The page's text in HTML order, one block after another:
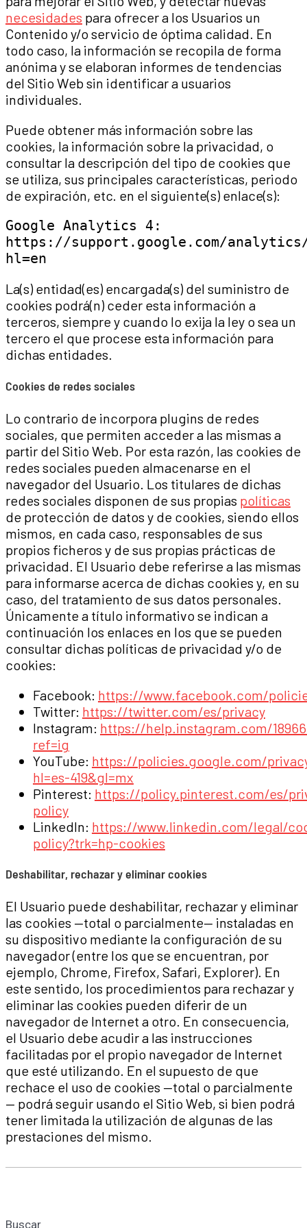
necesidades para ofrecer a los Usuarios un
Contenido y/o servicio de óptima calidad. En
todo caso, la información se recopila de forma
anónima y se elaboran informes de tendencias
del Sitio Web sin identificar a usuarios
individuales.
Puede obtener más información sobre las
cookies, la información sobre la privacidad, o
consultar la descripción del tipo de cookies que
se utiliza, sus principales características, periodo
de expiración, etc. en el siguiente(s) enlace(s):
Google Analytics 4:
https://support.google.com/analytics/
hl=en
La(s) entidad(es) encargada(s) del suministro de
cookies podrá(n) ceder esta información a
terceros, siempre y cuando lo exija la ley o sea un
tercero el que procese esta información para
dichas entidades.
Cookies de redes sociales
Lo contrario de incorpora plugins de redes
sociales, que permiten acceder a las mismas a
partir del Sitio Web. Por esta razón, las cookies de
redes sociales pueden almacenarse en el
navegador del Usuario. Los titulares de dichas
redes sociales disponen de sus propias políticas
de protección de datos y de cookies, siendo ellos
mismos, en cada caso, responsables de sus
propios ficheros y de sus propias prácticas de
privacidad. El Usuario debe referirse a las mismas
para informarse acerca de dichas cookies y, en su
caso, del tratamiento de sus datos personales.
Únicamente a título informativo se indican a
continuación los enlaces en los que se pueden
consultar dichas políticas de privacidad y/o de
cookies:
Facebook: https://www.facebook.com/
Twitter: https://twitter.com/es/privacy
Instagram: https://help.instagram.com/
ref=ig
YouTube: https://policies.google.com/
hl=es-419&gl=mx
Pinterest: https://policy.pinterest.com/es/
policy
LinkedIn: https://www.linkedin.com/legal/
policy?trk=hp-cookies
Deshabilitar, rechazar y eliminar cookies
El Usuario puede deshabilitar, rechazar y eliminar
las cookies —total o parcialmente— instaladas en
su dispositivo mediante la configuración de su
navegador (entre los que se encuentran, por
ejemplo, Chrome, Firefox, Safari, Explorer). En
este sentido, los procedimientos para rechazar y
eliminar las cookies pueden diferir de un
navegador de Internet a otro. En consecuencia,
el Usuario debe acudir a las instrucciones
facilitadas por el propio navegador de Internet
que esté utilizando. En el supuesto de que
rechace el uso de cookies —total o parcialmente
— podrá seguir usando el Sitio Web, si bien podrá
tener limitada la utilización de algunas de las
prestaciones del mismo.
Buscar